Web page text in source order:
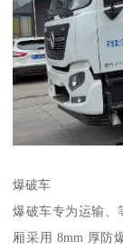
爆破车​
爆破车专为运输、
厢采用 8mm 厚防